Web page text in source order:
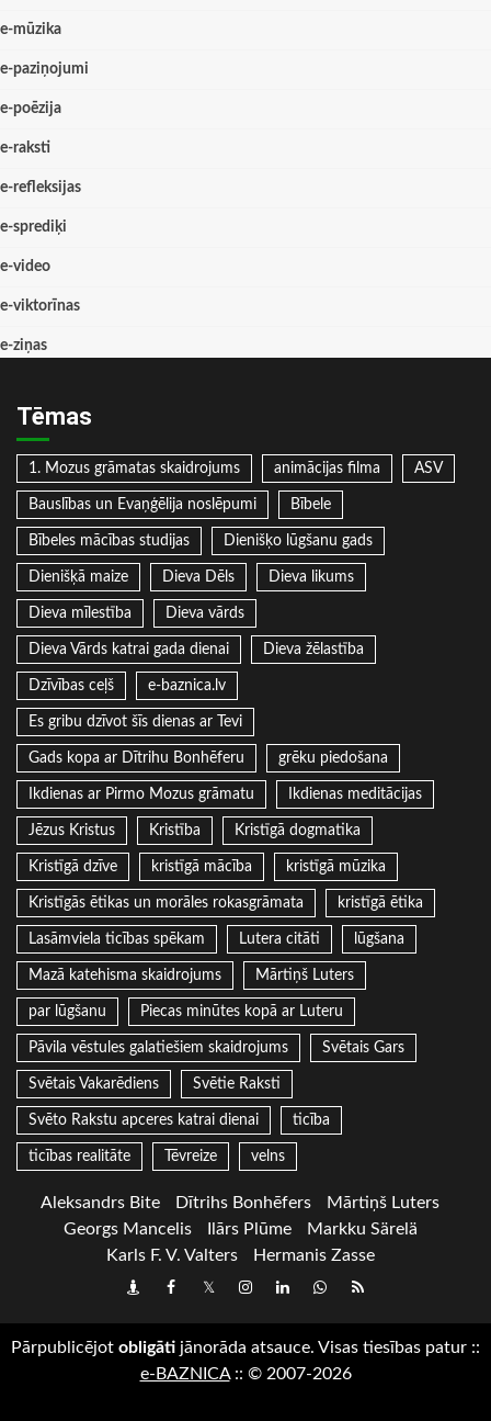
e-mūzika
e-paziņojumi
e-poēzija
e-raksti
e-refleksijas
e-sprediķi
e-video
e-viktorīnas
e-ziņas
Tēmas
1. Mozus grāmatas skaidrojums animācijas filma ASV
Bauslības un Evaņģēlija noslēpumi Bībele
Bībeles mācības studijas Dienišķo lūgšanu gads
Dienišķā maize Dieva Dēls Dieva likums
Dieva mīlestība Dieva vārds
Dieva Vārds katrai gada dienai Dieva žēlastība
Dzīvības ceļš e-baznica.lv
Es gribu dzīvot šīs dienas ar Tevi
Gads kopa ar Dītrihu Bonhēferu grēku piedošana
Ikdienas ar Pirmo Mozus grāmatu Ikdienas meditācijas
Jēzus Kristus Kristība Kristīgā dogmatika
Kristīgā dzīve kristīgā mācība kristīgā mūzika
Kristīgās ētikas un morāles rokasgrāmata kristīgā ētika
Lasāmviela ticības spēkam Lutera citāti lūgšana
Mazā katehisma skaidrojums Mārtiņš Luters
par lūgšanu Piecas minūtes kopā ar Luteru
Pāvila vēstules galatiešiem skaidrojums Svētais Gars
Svētais Vakarēdiens Svētie Raksti
Svēto Rakstu apceres katrai dienai ticība
ticības realitāte Tēvreize velns
Aleksandrs Bite Dītrihs Bonhēfers
Mārtiņš Luters
Georgs Mancelis
Ilārs Plūme
Markku Särelä
Karls F. V. Valters
Hermanis Zasse
DraugiemFacebook
TwitterInstagram
LinkedInwhatsapp
RSS
Pārpublicējot obligāti jānorāda atsauce. Visas tiesības patur ::
e-BAZNICA:: © 2007-2026